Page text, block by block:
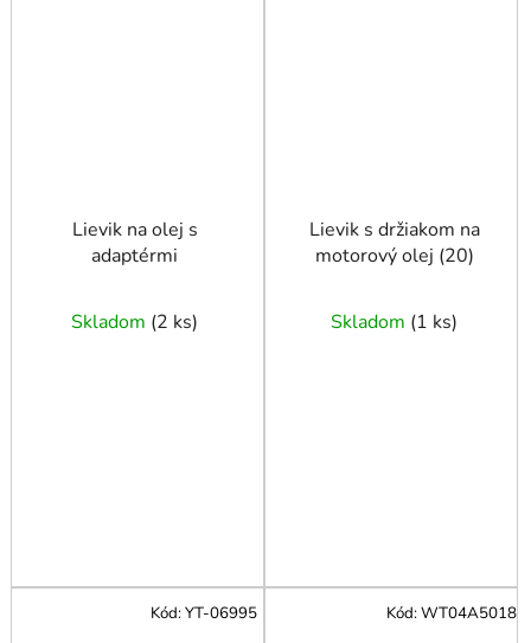
Lievik na olej s
adaptérmi
Skladom (2 ks)
Lievik s držiakom na
motorový olej (20)
Skladom (1 ks)
Kód:YT-06995 Kód:WT04A5018